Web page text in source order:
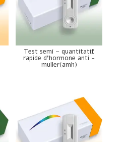
Test semi – quantitatif
rapide d’hormone anti -
muller(amh)